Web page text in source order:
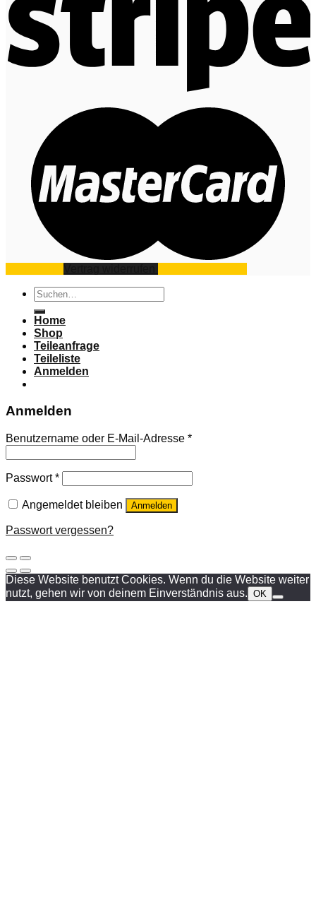
Suchen
nach:
Home
Shop
Teileanfrage
Teileliste
Anmelden
Anmelden
Benutzername oder E-Mail-Adresse *
Passwort*
Angemeldet bleiben Anmelden
Passwort vergessen?
Diese Website benutzt Cookies. Wenn du die Website weiter
nutzt, gehen wir von deinem Einverständnis aus. OK